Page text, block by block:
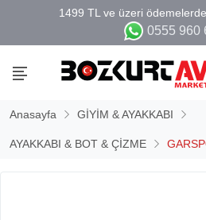
0555 960
Anasayfa GİYİM & AYAKKABI
AYAKKABI & BOT & ÇİZME